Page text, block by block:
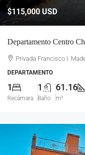
$115,000 USD
Departamento Centro
Privada Francisco I.
DEPARTAMENTO
1
Recámara
1
Baño
61.16
m²